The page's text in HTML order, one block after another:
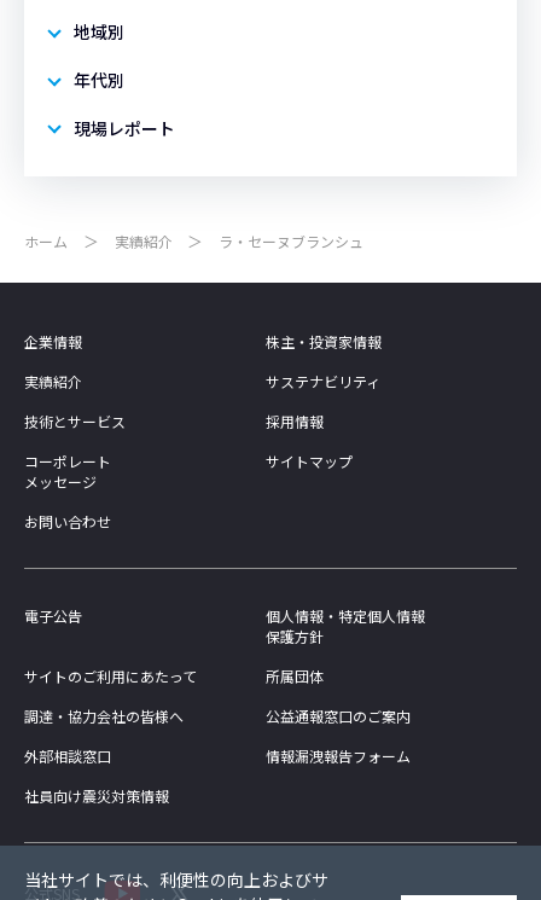
地域別
年代別
現場レポート
ホーム 実績紹介 ラ・セーヌブランシュ
企業情報
株主・投資家情報
実績紹介
サステナビリティ
技術とサービス
採用情報
コーポレート
メッセージ
サイトマップ
お問い合わせ
電子公告
個人情報・特定個人情報
保護方針
サイトのご利用にあたって
所属団体
調達・協力会社の皆様へ
公益通報窓口のご案内
外部相談窓口
情報漏洩報告フォーム
社員向け震災対策情報
公式SNS
当社サイトでは、利便性の向上およびサ